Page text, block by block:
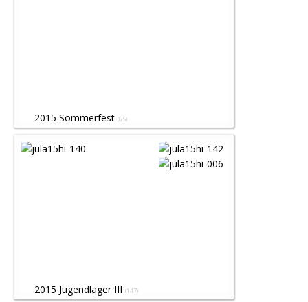
2015 Sommerfest (65)
2015 Jugendlager III (147)